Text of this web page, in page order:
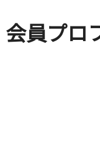
会員プロ